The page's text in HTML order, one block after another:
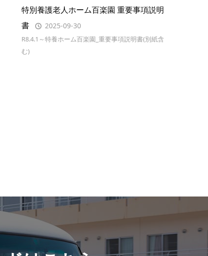
特別養護老人ホーム百楽園 重要事項説明
書
2025-09-30
R8.4.1～特養ホーム百楽園_重要事項説明書(別紙含
む)